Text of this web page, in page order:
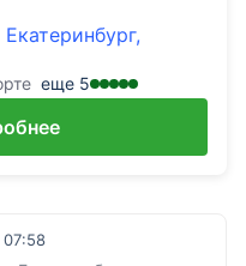
еще 5
07:58